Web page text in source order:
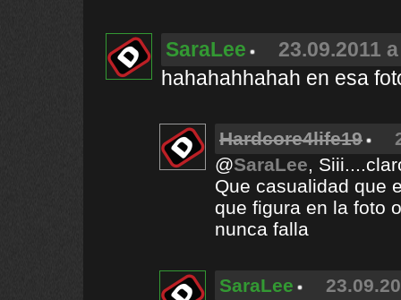
SaraLee
23.09.2011
hahahahhahah en esa
Hardcore4life19
@SaraLee,
Que casualidad que
que figura en la foto
nunca falla
SaraLee